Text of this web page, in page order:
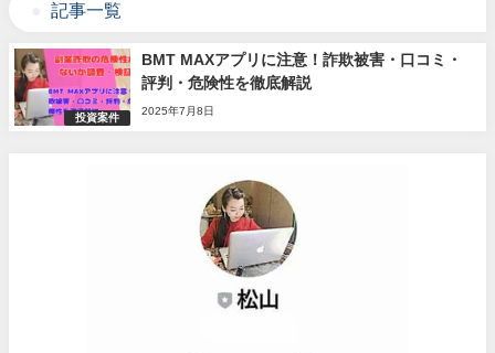
記事一覧
投資案件
BMT MAXアプリに注意！詐欺被害・口コミ・
評判・危険性を徹底解説
2025年7月8日